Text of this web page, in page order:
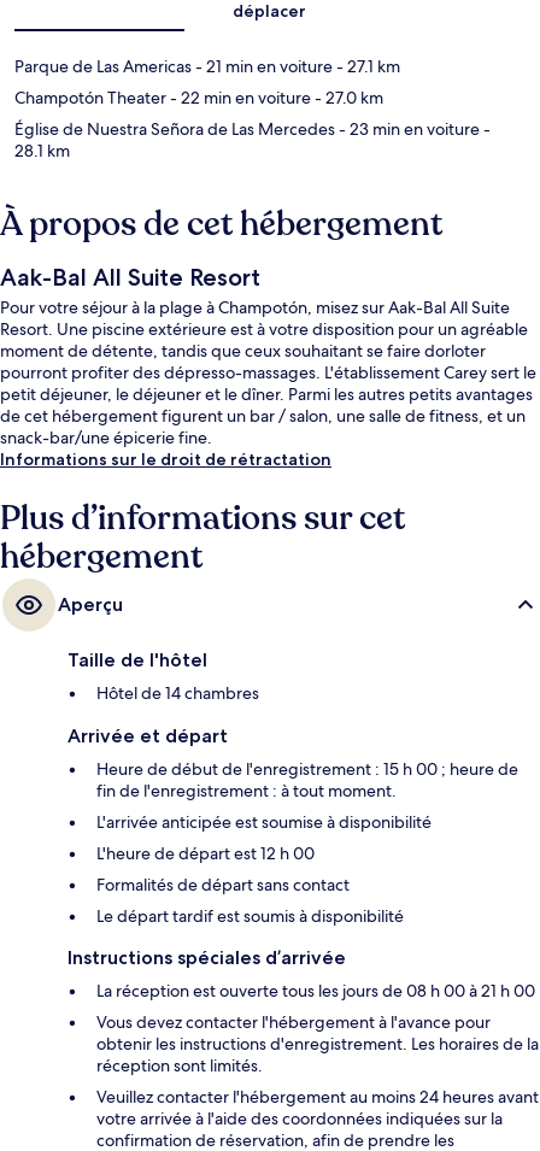
déplacer
Parque de Las Americas- 21 min en voiture- 27.1 km
Champotón Theater- 22 min en voiture- 27.0 km
Église de Nuestra Señora de Las Mercedes- 23 min en voiture-
28.1 km
À propos de cet hébergement
Aak-Bal All Suite Resort
Pour votre séjour à la plage à Champotón, misez sur Aak-Bal All Suite
Resort. Une piscine extérieure est à votre disposition pour un agréable
moment de détente, tandis que ceux souhaitant se faire dorloter
pourront profiter des dépresso-massages. L'établissement Carey sert le
petit déjeuner, le déjeuner et le dîner. Parmi les autres petits avantages
de cet hébergement figurent un bar / salon, une salle de fitness, et un
snack-bar/une épicerie fine.
Informations sur le droit de rétractation
Plus d’informations sur cet
hébergement
Aperçu
Taille de l'hôtel
Hôtel de 14 chambres
Arrivée et départ
Heure de début de l'enregistrement : 15 h 00 ; heure de
fin de l'enregistrement : à tout moment.
L'arrivée anticipée est soumise à disponibilité
L'heure de départ est 12 h 00
Formalités de départ sans contact
Le départ tardif est soumis à disponibilité
Instructions spéciales d’arrivée
La réception est ouverte tous les jours de 08 h 00 à 21 h 00
Vous devez contacter l'hébergement à l'avance pour
obtenir les instructions d'enregistrement. Les horaires de la
réception sont limités.
Veuillez contacter l'hébergement au moins 24 heures avant
votre arrivée à l'aide des coordonnées indiquées sur la
confirmation de réservation, afin de prendre les